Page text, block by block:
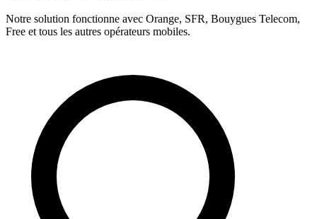
Notre solution fonctionne avec Orange, SFR, Bouygues Telecom,
Free et tous les autres opérateurs mobiles.